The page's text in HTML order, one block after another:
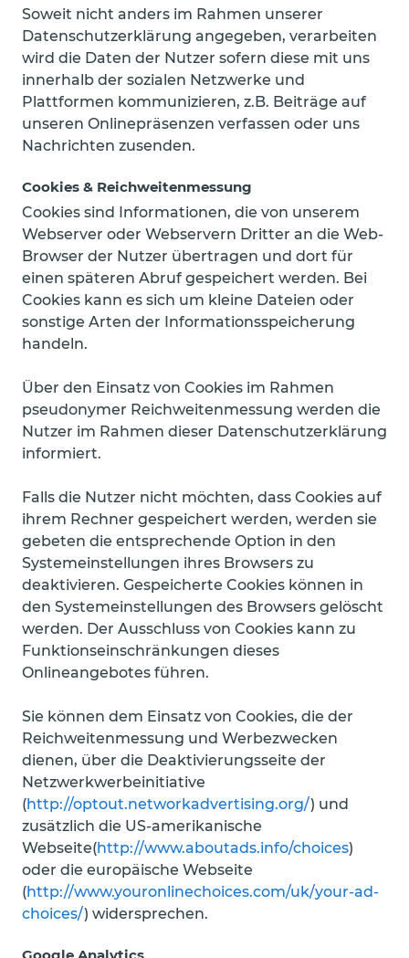
Soweit nicht anders im Rahmen unserer
Datenschutzerklärung angegeben, verarbeiten
wird die Daten der Nutzer sofern diese mit uns
innerhalb der sozialen Netzwerke und
Plattformen kommunizieren, z.B. Beiträge auf
unseren Onlinepräsenzen verfassen oder uns
Nachrichten zusenden.
Cookies & Reichweitenmessung
Cookies sind Informationen, die von unserem
Webserver oder Webservern Dritter an die Web-
Browser der Nutzer übertragen und dort für
einen späteren Abruf gespeichert werden. Bei
Cookies kann es sich um kleine Dateien oder
sonstige Arten der Informationsspeicherung
handeln.
Über den Einsatz von Cookies im Rahmen
pseudonymer Reichweitenmessung werden die
Nutzer im Rahmen dieser Datenschutzerklärung
informiert.
Falls die Nutzer nicht möchten, dass Cookies auf
ihrem Rechner gespeichert werden, werden sie
gebeten die entsprechende Option in den
Systemeinstellungen ihres Browsers zu
deaktivieren. Gespeicherte Cookies können in
den Systemeinstellungen des Browsers gelöscht
werden. Der Ausschluss von Cookies kann zu
Funktionseinschränkungen dieses
Onlineangebotes führen.
Sie können dem Einsatz von Cookies, die der
Reichweitenmessung und Werbezwecken
dienen, über die Deaktivierungsseite der
Netzwerkwerbeinitiative
(http://optout.networkadvertising.org/) und
zusätzlich die US-amerikanische
Webseite(http://www.aboutads.info/choices)
oder die europäische Webseite
(http://www.youronlinechoices.com/uk/your-ad-
choices/) widersprechen.